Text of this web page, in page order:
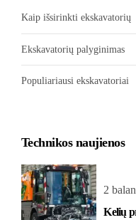
Kaip išsirinkti ekskavatorių
Ekskavatorių palyginimas
Populiariausi ekskavatoriai
Technikos naujienos
2
Kelių